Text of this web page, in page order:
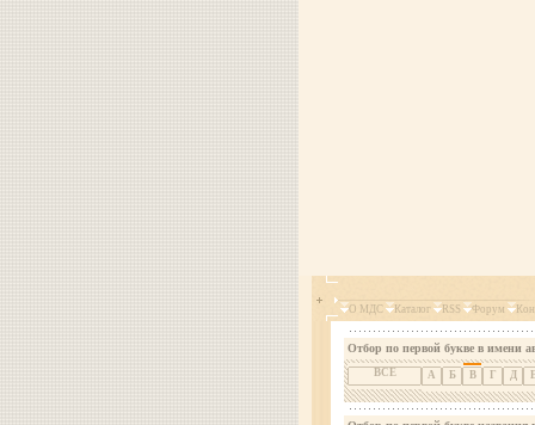
О МДС Каталог RSS Форум
Отбор по первой букве в имени
ВСЕ А Б В Г Д